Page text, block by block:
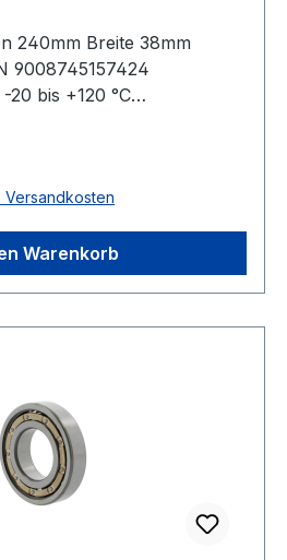
240mm Breite 38mm
9008745157424
20 bis +120 °C
keine Material
Material der
zylindrische
schleifende
Versandkosten
Warenkorb